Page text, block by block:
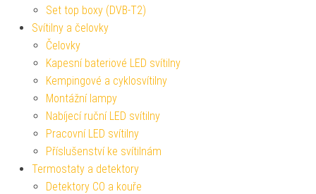
Set top boxy (DVB-T2)
Svítilny a čelovky
Čelovky
Kapesní bateriové LED svítilny
Kempingové a cyklosvítilny
Montážní lampy
Nabíjecí ruční LED svítilny
Pracovní LED svítilny
Příslušenství ke svítilnám
Termostaty a detektory
Detektory CO a kouře